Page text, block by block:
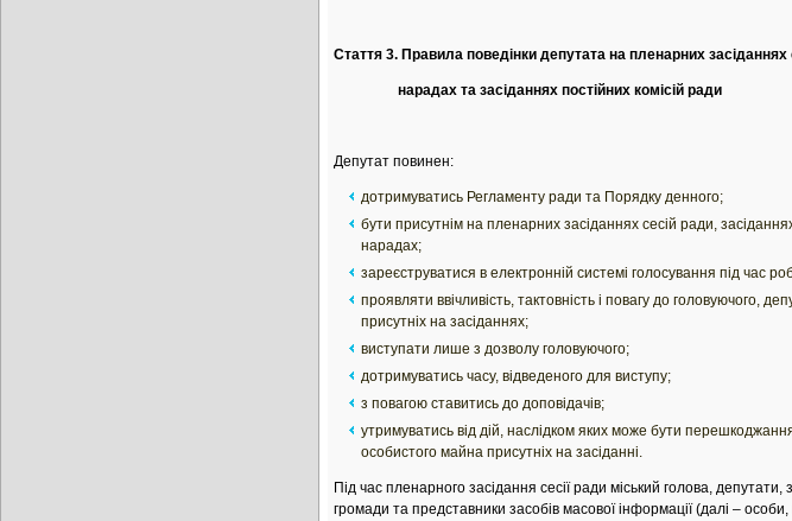
Стаття 3. Правила поведінки депутата на пленарних засіданнях
нарадах та засіданнях постійних комісій ради
Депутат повинен:
дотримуватись Регламенту ради та Порядку денного;
бути присутнім на пленарних засіданнях сесій ради,
нарадах;
зареєструватися в електронній системі голосування під час
проявляти ввічливість, тактовність і повагу до головуючого,
присутніх на засіданнях;
виступати лише з дозволу головуючого;
дотримуватись часу, відведеного для виступу;
з повагою ставитись до доповідачів;
утримуватись від дій, наслідком яких може бути
особистого майна присутніх на засіданні.
Під час пленарного засідання сесії ради міський голова,
громади та представники засобів масової інформації (далі –